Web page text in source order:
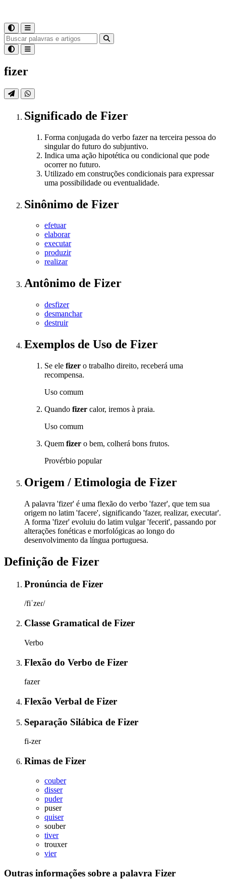
fizer
Significado de Fizer
Forma conjugada do verbo fazer na terceira pessoa do
singular do futuro do subjuntivo.
Indica uma ação hipotética ou condicional que pode
ocorrer no futuro.
Utilizado em construções condicionais para expressar
uma possibilidade ou eventualidade.
Sinônimo de Fizer
efetuar
elaborar
executar
produzir
realizar
Antônimo de Fizer
desfizer
desmanchar
destruir
Exemplos de Uso de Fizer
Se ele fizer o trabalho direito, receberá uma
recompensa.
Uso comum
Quando fizer calor, iremos à praia.
Uso comum
Quem fizer o bem, colherá bons frutos.
Provérbio popular
Origem / Etimologia de Fizer
A palavra 'fizer' é uma flexão do verbo 'fazer', que tem sua
origem no latim 'facere', significando 'fazer, realizar, executar'.
A forma 'fizer' evoluiu do latim vulgar 'fecerit', passando por
alterações fonéticas e morfológicas ao longo do
desenvolvimento da língua portuguesa.
Definição de Fizer
Pronúncia de Fizer
/fiˈzeɾ/
Classe Gramatical de Fizer
Verbo
Flexão do Verbo de Fizer
fazer
Flexão Verbal de Fizer
Separação Silábica de Fizer
fi-zer
Rimas de Fizer
couber
disser
puder
puser
quiser
souber
tiver
trouxer
vier
Outras informações sobre a palavra Fizer